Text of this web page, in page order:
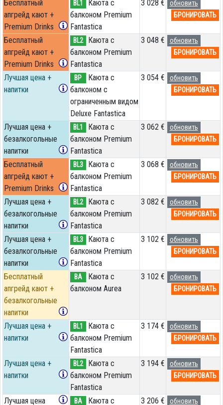
Бесплатный
апгрейд кают +
Premium Drinks
BL1
Каюта с
балконом Premium
Fantastica
3 028 €
обновить
БРОНИРОВАТЬ
Бесплатный
апгрейд кают +
Premium Drinks
BL2
Каюта с
балконом Premium
Fantastica
3 048 €
обновить
БРОНИРОВАТЬ
Лучшая цена +
напитки
BP
Каюта с
балконом c
ограниченным видом
Deluxe Fantastica
3 054 €
обновить
БРОНИРОВАТЬ
Лучшая цена +
безалкогольные
напитки
BL1
Каюта с
балконом Premium
Fantastica
3 062 €
обновить
БРОНИРОВАТЬ
Бесплатный
апгрейд кают +
Premium Drinks
BL3
Каюта с
балконом Premium
Fantastica
3 068 €
обновить
БРОНИРОВАТЬ
Лучшая цена +
безалкогольные
напитки
BL2
Каюта с
балконом Premium
Fantastica
3 082 €
обновить
БРОНИРОВАТЬ
Лучшая цена +
безалкогольные
напитки
BL3
Каюта с
балконом Premium
Fantastica
3 102 €
обновить
БРОНИРОВАТЬ
Бесплатный
апгрейд кают +
безалкогольные
напитки
BA
Каюта с
балконом Aurea
3 102 €
обновить
БРОНИРОВАТЬ
Лучшая цена +
напитки
BL1
Каюта с
балконом Premium
Fantastica
3 174 €
обновить
БРОНИРОВАТЬ
Лучшая цена +
напитки
BL2
Каюта с
балконом Premium
Fantastica
3 194 €
обновить
БРОНИРОВАТЬ
Лучшая цена BA
Каюта с
3 206 €
обновить